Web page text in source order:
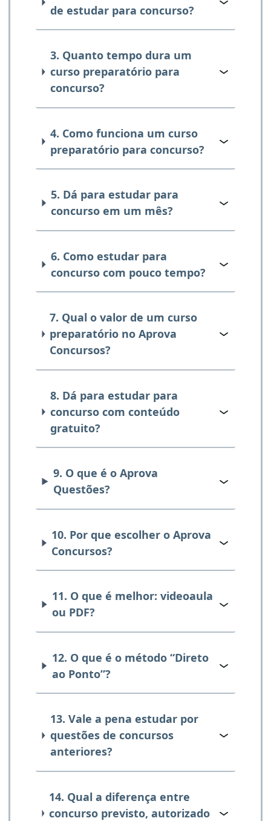
de estudar para concurso?
3. Quanto tempo dura um
curso preparatório para
concurso?
4. Como funciona um curso
preparatório para concurso?
5. Dá para estudar para
concurso em um mês?
6. Como estudar para
concurso com pouco tempo?
7. Qual o valor de um curso
preparatório no Aprova
Concursos?
8. Dá para estudar para
concurso com conteúdo
gratuito?
9. O que é o Aprova
Questões?
10. Por que escolher o Aprova
Concursos?
11. O que é melhor: videoaula
ou PDF?
12. O que é o método “Direto
ao Ponto”?
13. Vale a pena estudar por
questões de concursos
anteriores?
14. Qual a diferença entre
concurso previsto, autorizado